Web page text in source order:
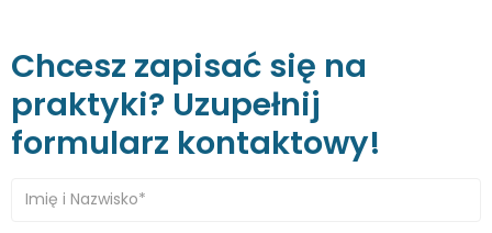
Chcesz zapisać się na
praktyki? Uzupełnij
formularz kontaktowy!